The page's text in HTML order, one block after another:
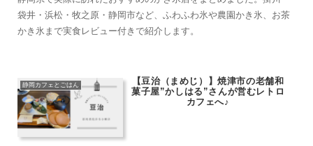
袋井・浜松・牧之原・静岡市など、ふわふわ氷や農園かき氷、お茶
かき氷まで実食レビュー付きで紹介します。
静岡カフェとごはん
【豆治（まめじ）】焼津市の老舗和
菓子屋”かしはる”さんが営むレトロ
カフェへ♪